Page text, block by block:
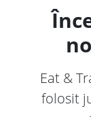
Eat &
folosit